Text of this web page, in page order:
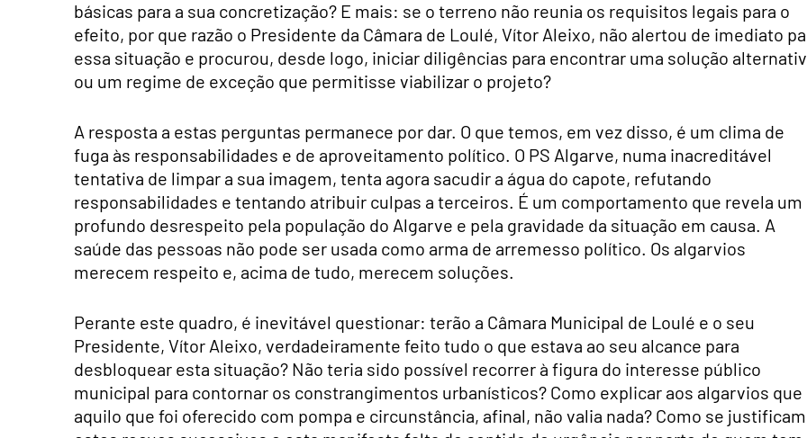
básicas para a sua concretização? E mais: se o terreno não reunia os requisitos legais para o
efeito, por que razão o Presidente da Câmara de Loulé, Vítor Aleixo, não alertou de imediato
essa situação e procurou, desde logo, iniciar diligências para encontrar uma solução
ou um regime de exceção que permitisse viabilizar o projeto?
A resposta a estas perguntas permanece por dar. O que temos, em vez disso, é um clima de
fuga às responsabilidades e de aproveitamento político. O PS Algarve, numa inacreditável
tentativa de limpar a sua imagem, tenta agora sacudir a água do capote, refutando
responsabilidades e tentando atribuir culpas a terceiros. É um comportamento que revela um
profundo desrespeito pela população do Algarve e pela gravidade da situação em causa. A
saúde das pessoas não pode ser usada como arma de arremesso político. Os algarvios
merecem respeito e, acima de tudo, merecem soluções.
Perante este quadro, é inevitável questionar: terão a Câmara Municipal de Loulé e o seu
Presidente, Vítor Aleixo, verdadeiramente feito tudo o que estava ao seu alcance para
desbloquear esta situação? Não teria sido possível recorrer à figura do interesse público
municipal para contornar os constrangimentos urbanísticos? Como explicar aos algarvios que
aquilo que foi oferecido com pompa e circunstância, afinal, não valia nada? Como se justificam